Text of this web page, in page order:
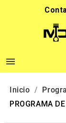

Inicio
PROGRAMA